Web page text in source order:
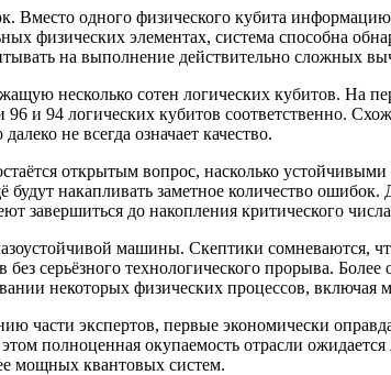
Вместо одного физического кубита
физических элементах, система способна
на выполнение действительно сложных
несколько сотен логических кубитов. На
и 94 логических кубитов соответственно.
не всегда означает качество.
открытым вопрос, насколько
накапливать заметное количество
завершиться до накопления критического
машины. Скептики сомневаются,
серьёзного технологического прорыва.
некоторых физических процессов,
части экспертов, первые экономически
полноценная окупаемость отрасли
мощных квантовых систем.